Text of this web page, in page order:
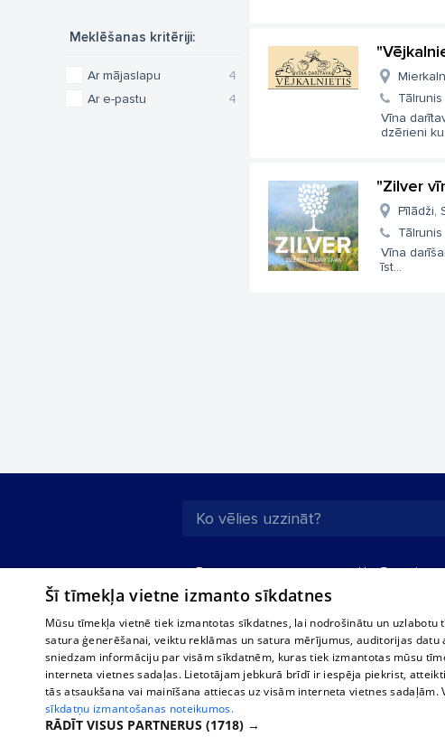
Meklēšanas kritēriji:
4
Ar mājaslapu
4
Ar e-pastu
Tālrunis
Vīna
dzērieni
"Zilver
Pīlādži,
Tālrunis
Vīna
īst...
Par mums
Reklāma
Biznesa klientiem
Tarifi
Privātuma politika
Sīkdatņu iestatījumi
Politiskā reklāma
Uzņēmumi
Autobusu
Vilcienu biļetes
Šī tīmekļa vietne izmanto sīkdatnes
Mūsu tīmekļa vietnē tiek izmantotas sīkdatnes, lai nodrošinātu un
satura ģenerēšanai, veiktu reklāmas un satura mērījumus, auditorijas
sniedzam informāciju par visām sīkdatnēm, kuras tiek izmantotas mūsu
interneta vietnes sadaļas. Lietotājam jebkurā brīdī ir iespēja piekrist,
tās atsaukšana vai mainīšana attiecas uz visām interneta vietnes
sīkdatņu izmantošanas noteikumos.
RĀDĪT VISUS PARTNERUS (1718) →